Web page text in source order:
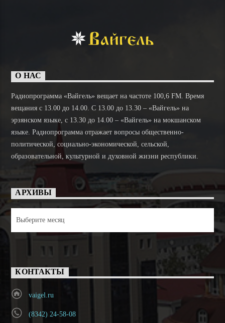
О НАС
Радиопрограмма «Вайгель» вещает на частоте 100,6 FM. Время
вещания с 13.00 до 14.00. C 13.00 до 13.30 – «Вайгель» на
эрзянском языке, с 13.30 до 14.00 – «Вайгель» на мокшанском
языке. Радиопрограмма отражает вопросы общественно-
политической, социально-экономической, сельской,
образовательной, культурной и духовной жизни республики.
АРХИВЫ
КОНТАКТЫ
vaigel.ru
(8342) 24-58-08